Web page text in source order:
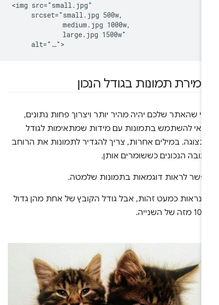
<img src="small.jpg"
     srcset="small.jpg 500w,
             medium.jpg 1000w,
             large.jpg 1500w"
תמונות בגודל הנכון
שהאתר שלכם יהיה מהיר יותר ויצרוך פחות נתונים,
להשתמש בתמונות עם מידות שמתאימות לגודל
במילים אחרות, צריך להגדיר לתמונות את הרוחב
הנכונים כששומרים אותן.
לראות דוגמאות בתמונות שלמטה.
נראות כמעט זהות, אבל גודל הקובץ של אחת מהן גדול